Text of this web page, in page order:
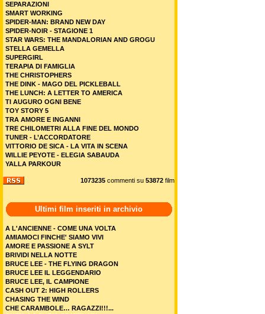
SEPARAZIONI
SMART WORKING
SPIDER-MAN: BRAND NEW DAY
SPIDER-NOIR - STAGIONE 1
STAR WARS: THE MANDALORIAN AND GROGU
STELLA GEMELLA
SUPERGIRL
TERAPIA DI FAMIGLIA
THE CHRISTOPHERS
THE DINK - MAGO DEL PICKLEBALL
THE LUNCH: A LETTER TO AMERICA
TI AUGURO OGNI BENE
TOY STORY 5
TRA AMORE E INGANNI
TRE CHILOMETRI ALLA FINE DEL MONDO
TUNER - L’ACCORDATORE
VITTORIO DE SICA - LA VITA IN SCENA
WILLIE PEYOTE - ELEGIA SABAUDA
YALLA PARKOUR
1073235 commenti su 53872 film
Ultimi film inseriti in archivio
A L'ANCIENNE - COME UNA VOLTA
AMIAMOCI FINCHE' SIAMO VIVI
AMORE E PASSIONE A SYLT
BRIVIDI NELLA NOTTE
BRUCE LEE - THE FLYING DRAGON
BRUCE LEE IL LEGGENDARIO
BRUCE LEE, IL CAMPIONE
CASH OUT 2: HIGH ROLLERS
CHASING THE WIND
CHE CARAMBOLE… RAGAZZI!!!...